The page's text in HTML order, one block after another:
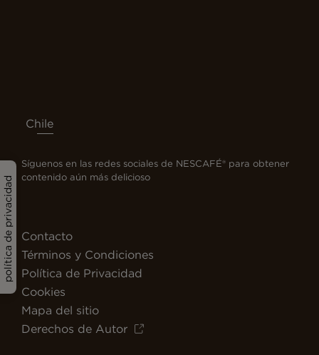
política de privacidad
Chile
Síguenos en las redes sociales de NESCAFÉ® para obtener
contenido aún más delicioso
Contacto
Términos y Condiciones
Política de Privacidad
Cookies
Mapa del sitio
Derechos de Autor